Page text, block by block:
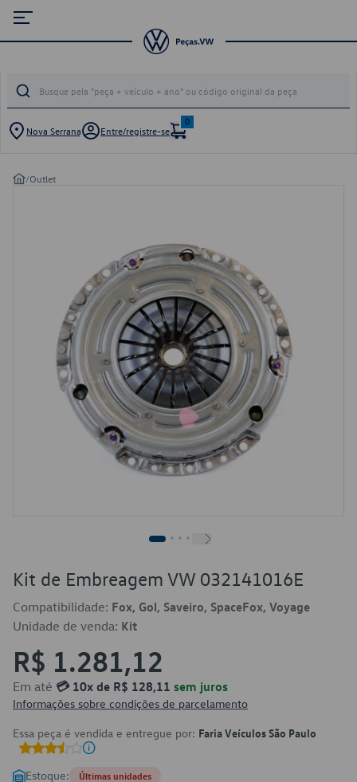
Nova Serrana Entre/registre-se
0
/Outlet
Kit de Embreagem VW 032141016E
Compatibilidade: Fox, Gol, Saveiro, SpaceFox, Voyage
Unidade de venda: Kit
R$ 1.281,12
Em até 💳 10x de R$ 128,11 sem juros
Informações sobre condições de parcelamento
Essa peça é vendida e entregue por: Faria Veículos São Paulo
Estoque: Últimas unidades